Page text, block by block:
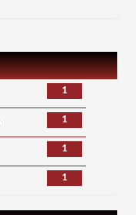
1
1
1
1